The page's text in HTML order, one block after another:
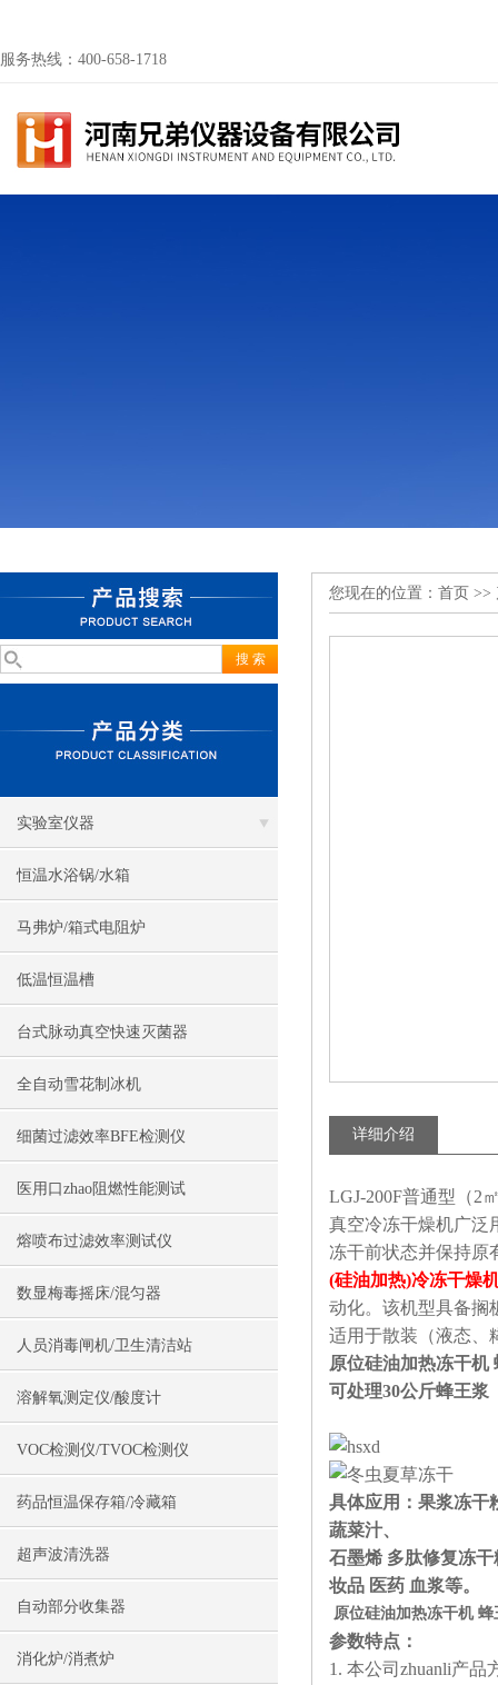
服务热线：400-658-1718
实验室仪器
恒温水浴锅/水箱
马弗炉/箱式电阻炉
低温恒温槽
台式脉动真空快速灭菌器
全自动雪花制冰机
细菌过滤效率BFE检测仪
医用口zhao阻燃性能测试
熔喷布过滤效率测试仪
数显梅毒摇床/混匀器
人员消毒闸机/卫生清洁站
溶解氧测定仪/酸度计
VOC检测仪/TVOC检测仪
药品恒温保存箱/冷藏箱
超声波清洗器
自动部分收集器
消化炉/消煮炉
您现在的位置： 首页 >>
详细介绍
LGJ-200F普通型（2
真空冷冻干燥机广泛
冻干前状态并保持原
(硅油加热)冷冻干燥
动化。该机型具备搁
适用于散装（液态、
原位硅油加热冻干机
可处理30公斤蜂王浆
具体应用：果浆冻干
蔬菜汁、
石墨烯 多肽修复冻
妆品 医药 血浆等。
原位硅油加热冻干机
参数特点：
1. 本公司zhuanli产